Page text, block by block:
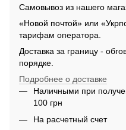
Самовывоз из нашего
«Новой почтой» или
тарифам оператора.
Доставка за границу -
порядке.
Подробнее о доставке
Наличными при
100 грн
На расчетный счет